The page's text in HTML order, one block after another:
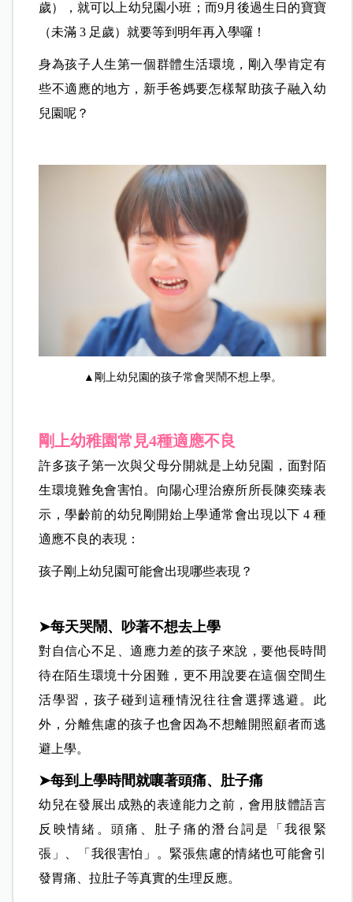
歲），就可以上幼兒園小班；而9月後過生日的寶寶
（未滿 3 足歲）就要等到明年再入學囉！
身為孩子人生第一個群體生活環境，剛入學肯定有
些不適應的地方，新手爸媽要怎樣幫助孩子融入幼
兒園呢？
▲剛上幼兒園的孩子常會哭鬧不想上學。
剛上幼稚園常見4種適應不良
許多孩子第一次與父母分開就是上幼兒園，面對陌
生環境難免會害怕。向陽心理治療所所長陳奕臻表
示，學齡前的幼兒剛開始上學通常會出現以下 4 種
適應不良的表現：
孩子剛上幼兒園可能會出現哪些表現？
➤每天哭鬧、吵著不想去上學
對自信心不足、適應力差的孩子來說，要他長時間
待在陌生環境十分困難，更不用說要在這個空間生
活學習，孩子碰到這種情況往往會選擇逃避。此
外，分離焦慮的孩子也會因為不想離開照顧者而逃
避上學。
➤每到上學時間就嚷著頭痛、肚子痛
幼兒在發展出成熟的表達能力之前，會用肢體語言
反映情緒。頭痛、肚子痛的潛台詞是「我很緊
張」、「我很害怕」。緊張焦慮的情緒也可能會引
發胃痛、拉肚子等真實的生理反應。